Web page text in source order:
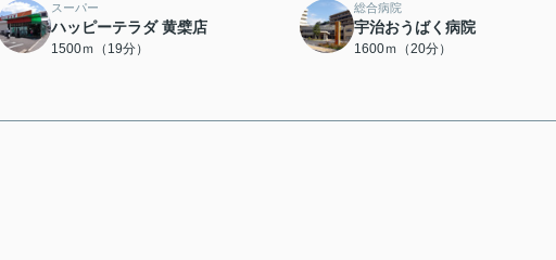
スーパー
ハッピーテラダ 黄檗店
1500ｍ（19分）
総合病院
宇治おうばく病院
1600ｍ（20分）